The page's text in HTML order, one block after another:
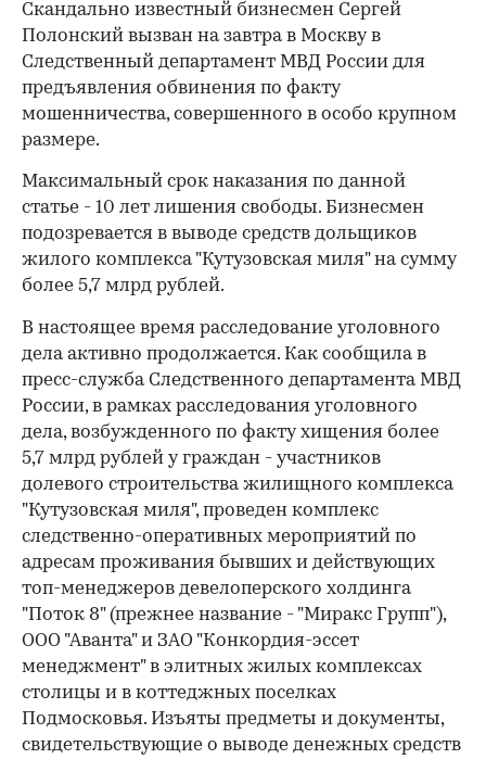
Скандально известный бизнесмен Сергей
Полонский вызван на завтра в Москву в
Следственный департамент МВД России для
предъявления обвинения по факту
мошенничества, совершенного в особо крупном
размере.
Максимальный срок наказания по данной
статье - 10 лет лишения свободы. Бизнесмен
подозревается в выводе средств дольщиков
жилого комплекса "Кутузовская миля" на сумму
более 5,7 млрд рублей.
В настоящее время расследование уголовного
дела активно продолжается. Как сообщила в
пресс-служба Следственного департамента МВД
России, в рамках расследования уголовного
дела, возбужденного по факту хищения более
5,7 млрд рублей у граждан - участников
долевого строительства жилищного комплекса
"Кутузовская миля", проведен комплекс
следственно-оперативных мероприятий по
адресам проживания бывших и действующих
топ-менеджеров девелоперского холдинга
"Поток 8" (прежнее название - "Миракс Групп"),
ООО "Аванта" и ЗАО "Конкордия-эссет
менеджмент" в элитных жилых комплексах
столицы и в коттеджных поселках
Подмосковья. Изъяты предметы и документы,
свидетельствующие о выводе денежных средств